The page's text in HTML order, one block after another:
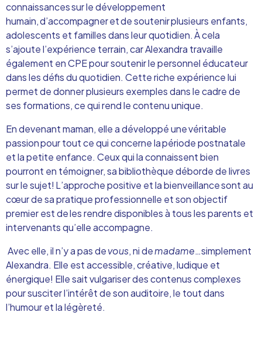
connaissances sur le développement
humain, d’accompagner et de soutenir plusieurs enfants,
adolescents et familles dans leur quotidien.À cela
s’ajoute l’expérience terrain, car Alexandra travaille
également en CPE pour soutenir le personnel éducateur
dans les défis du quotidien. Cette riche expérience lui
permet de donner plusieurs exemples dans le cadre de
ses formations, ce qui rend le contenu unique.
En devenant maman, elle adéveloppé une véritable
passion pour tout ce qui concerne la période postnatale
et la petite enfance. Ceux quilaconnaissent bien
pourront en témoigner,sa bibliothèque déborde de livres
sur le sujet! L’approche positive et la bienveillance sont au
cœur desa pratique professionnelle etson objectif
premier est de les rendre disponibles à tous les parents et
intervenantsqu’elleaccompagne.
Avecelle, il n’y a pas devous, ni demadame…simplement
Alexandra. Elle estaccessible, créative, ludique et
énergique! Elle sait vulgariser des contenus complexes
pour susciter l’intérêt de son auditoire, le tout dans
l’humour et la légèreté.